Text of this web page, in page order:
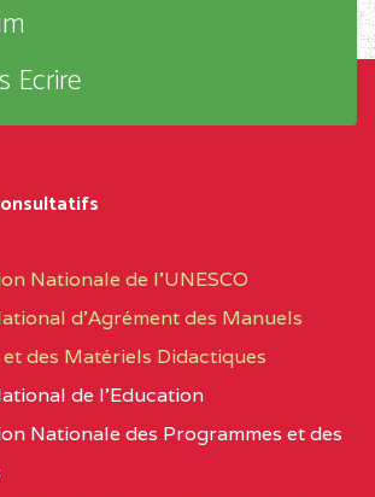
D'ENSEIGNEMENT
PROFESSIONNEL
(CEGEP) STE FOI BP
:4740 YAOUNDE
COLLEGE PANAFRICAIN
DE L'EXCELLENCE BP
Ecrire
Nationale de l’UNESCO
d’Agrément des Manuels
des Matériels Didactiques
de l’Education
Nationale des Programmes et des